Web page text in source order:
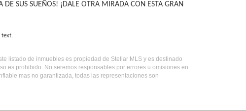
SUS SUEÑOS! ¡DALE OTRA MIRADA CON ESTA GRAN
text.
listado de inmuebles es propiedad de Stellar MLS y es destinado
es prohibido. No seremos responsables por errores u omisiones en
mas no garantizada, todas las representaciones son